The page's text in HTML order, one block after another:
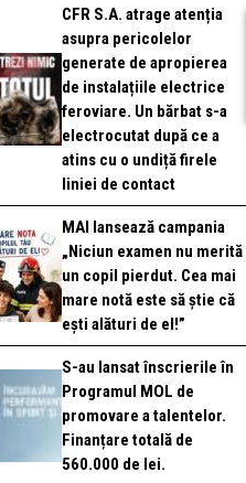
CFR S.A. atrage atenția
asupra pericolelor
generate de apropierea
de instalațiile electrice
feroviare. Un bărbat s-a
electrocutat după ce a
atins cu o undiță firele
liniei de contact
MAI lansează campania
„Niciun examen nu merită
un copil pierdut. Cea mai
mare notă este să știe că
ești alături de el!”
S-au lansat înscrierile în
Programul MOL de
promovare a talentelor.
Finanțare totală de
560.000 de lei.